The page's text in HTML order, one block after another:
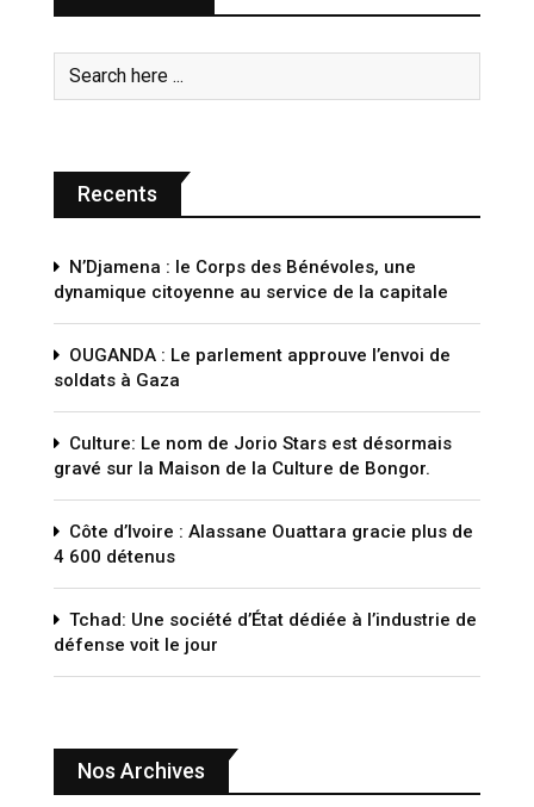
Recents
N’Djamena : le Corps des Bénévoles, une
dynamique citoyenne au service de la capitale
OUGANDA : Le parlement approuve l’envoi de
soldats à Gaza
Culture: Le nom de Jorio Stars est désormais
gravé sur la Maison de la Culture de Bongor.
Côte d’Ivoire : Alassane Ouattara gracie plus de
4 600 détenus
Tchad: Une société d’État dédiée à l’industrie de
défense voit le jour
Nos Archives